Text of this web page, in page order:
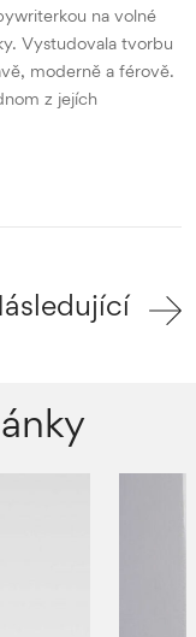
na volné
Vystudovala tvorbu
moderně a férově.
z jejích